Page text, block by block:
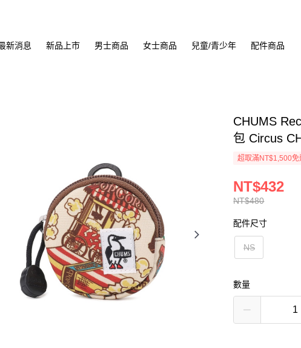
新消息 新品上市 男士商品 女士商品 兒童/青少年 配件商品
CHUMS
包 Circus
超取滿NT$1,500免
NT$480
NT$432
配件尺寸
NS
數量